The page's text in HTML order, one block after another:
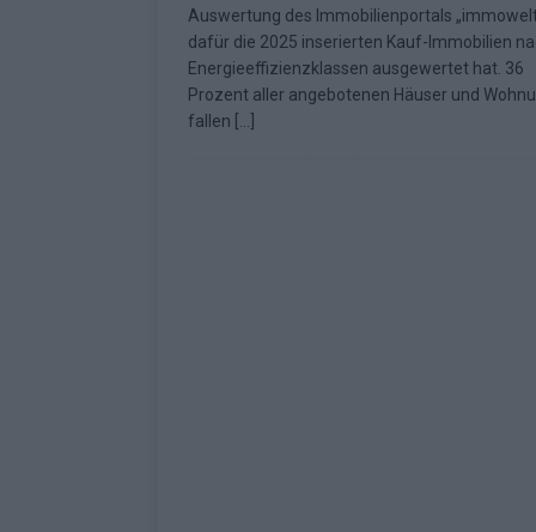
[ Mai 2026 ] DARA gewinnt verdient,
Fazit zum ESC 2026 KOMMENTAR
Auswertung des Immobilienportals
dafür die 2025 inserierten Kauf-Immobilien
Energieeffizienzklassen ausgewertet hat. 36
Prozent aller angebotenen Häuser und
fallen